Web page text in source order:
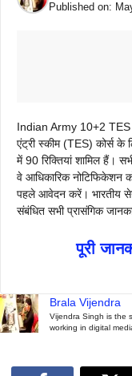
Published on:
Indian Army 10+2 TES
एंट्री स्कीम (TES) कोर्स के
में 90 रिक्तियां शामिल हैं।
वे आधिकारिक नोटिफिकेशन
पहले आवेदन करें। भारतीय
संबंधित सभी प्रासंगिक
पूरी
Brala Vijendra
Vijendra Singh is the
working in digital